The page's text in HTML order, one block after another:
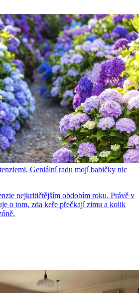
Geniální radu mojí babičky nic
nejkritičtějším obdobím roku. Právě v
o tom, zda keře přečkají zimu a kolik